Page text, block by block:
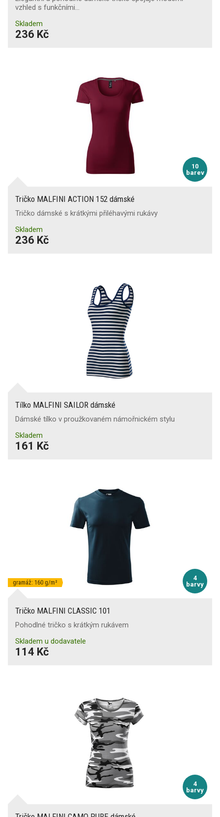
vzhled s funkčními…
Skladem
236 Kč
10
barev
Tričko MALFINI ACTION 152 dámské
Tričko dámské s krátkými přiléhavými rukávy
Skladem
236 Kč
Tílko MALFINI SAILOR dámské
Dámské tílko v proužkovaném námořnickém stylu
Skladem
161 Kč
4
barvy
gramáž: 160 g/m²
Tričko MALFINI CLASSIC 101
Pohodlné tričko s krátkým rukávem
Skladem u dodavatele
114 Kč
4
barvy